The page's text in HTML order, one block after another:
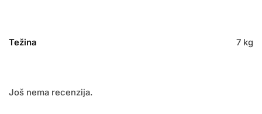
Težina 7 kg
Još nema recenzija.